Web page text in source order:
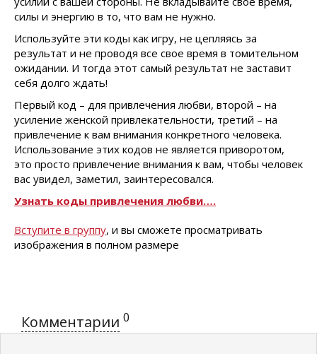
силы и энергию в то, что вам не нужно.
Используйте эти коды как игру, не цепляясь за
результат и не проводя все свое время в томительном
ожидании. И тогда этот самый результат не заставит
себя долго ждать!
Первый код – для привлечения любви, второй – на
усиление женской привлекательности, третий – на
привлечение к вам внимания конкретного человека.
Использование этих кодов не является приворотом,
это просто привлечение внимания к вам, чтобы человек
вас увидел, заметил, заинтересовался.
Узнать коды привлечения любви….
Вступите в группу, и вы сможете просматривать
изображения в полном размере
Комментарии 0